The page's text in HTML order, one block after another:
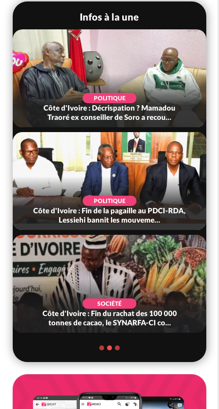
Infos à la une
POLITIQUE
Côte d'Ivoire : Décrispation ? Mamadou
Traoré ex conseiller de Soro a recou...
POLITIQUE
Côte d'Ivoire : Fin de la pagaille au PDCI-RDA,
Lessiehi bannit les mouveme...
SOCIÉTÉ
Côte d'Ivoire : Fin du rachat des 100 000
tonnes de cacao, le SYNARFA-CI co...